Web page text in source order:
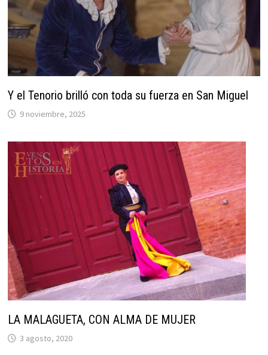
Y el Tenorio brilló con toda su fuerza en San Miguel
9 noviembre, 2025
LA MALAGUETA, CON ALMA DE MUJER
3 agosto, 2020